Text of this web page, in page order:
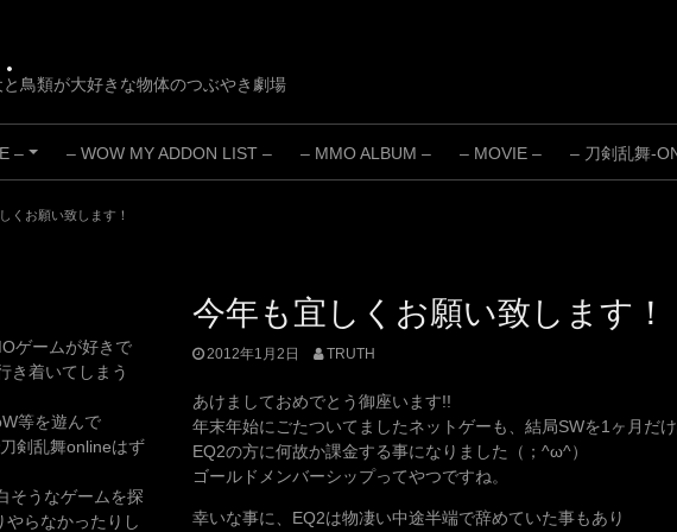
鳥類が大好きな物体のつぶやき劇場
+
– – WOW MY ADDON LIST – – MMO ALBUM – – MOVIE – – 刀剣乱舞-
くお願い致します！
今年も宜しくお願い致します！
2012年1月2日 TRUTH
あけましておめでとう御座います!!
年末年始にごたついてましたネットゲーも、結局SWを1ヶ月だ
EQ2の方に何故か課金する事になりました（；^ω^）
ゴールドメンバーシップってやつですね。
幸いな事に、EQ2は物凄い中途半端で辞めていた事もあり
ゲームが好きで
き着いてしまう
等を遊んで
剣乱舞onlineはず
そうなゲームを探
やらなかったりし